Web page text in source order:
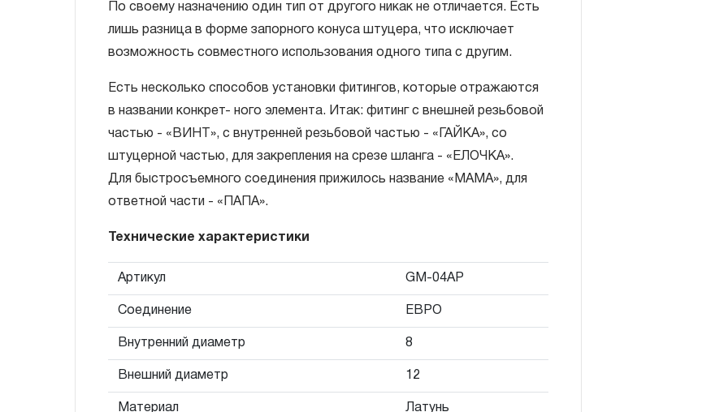
По своему назначению один тип от другого никак не отличается. Есть
лишь разница в форме запорного конуса штуцера, что исключает
возможность совместного использования одного типа с другим.
Есть несколько способов установки фитингов, которые отражаются
в названии конкрет- ного элемента. Итак: фитинг с внешней резьбовой
частью - «ВИНТ», с внутренней резьбовой частью - «ГАЙКА», со
штуцерной частью, для закрепления на срезе шланга - «ЕЛОЧКА».
Для быстросъемного соединения прижилось название «МАМА», для
ответной части - «ПАПА».
Технические характеристики
Артикул GM-04AP
Соединение ЕВРО
Внутренний диаметр 8
Внешний диаметр 12
Материал Латунь
соблюдения покупателем (потребителем) правил эксплуатации,
обслуживания, транспортировки и хранения, применяемых для ручного
2. Понятие «ОГРАНИЧЕННАЯ ГАРАНТИЯ»
2.1 На инструмент, имеющий в своей конструкции КИНЕМАТИЧЕСКУЮ
СХЕМУ (МЕХАНИЗМ) распространяется понятие «ограниченной
гарантии», в связи с сокращенным сроком эксплуатации, связанным с
повышенным износом при использовании и определен в 12-15 месяцев
до одного месяца.
2.3 Начало гарантийного срока, начало эксплуатации определяется по
дате продажи, указанной в гарантийном талоне продавцом
инструмента или документе, подтверждающим факт приобретения
изделия. В отдельных случаях, при реализации продукции на